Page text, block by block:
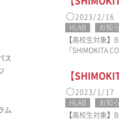
2023/2/16
HLAB
お知
【高校生対象】
「SHIMOKITA
【
2023/1/17
HLAB
お知
【高校生対象】
ス
ム